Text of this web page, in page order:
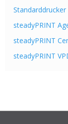
Standarddrucker
steadyPRINT
steadyPRINT
steadyPRINT